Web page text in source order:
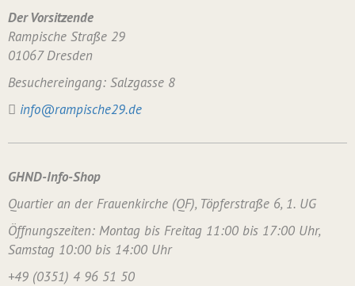
Der Vorsitzende
Rampische Straße 29
01067 Dresden
Besuchereingang: Salzgasse 8
info@rampische29.de
GHND-Info-Shop
Quartier an der Frauenkirche (QF), Töpferstraße 6, 1. UG
Öffnungszeiten: Montag bis Freitag 11:00 bis 17:00 Uhr,
Samstag 10:00 bis 14:00 Uhr
+49 (0351) 4 96 51 50